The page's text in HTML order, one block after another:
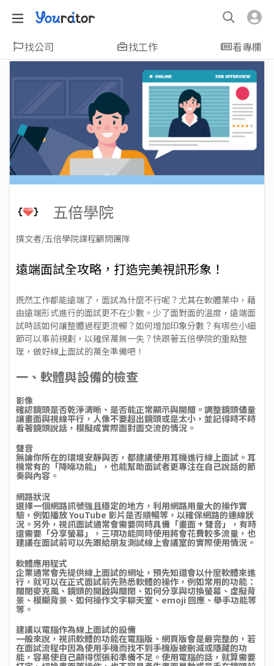
找公司 找工作 看專欄
五倍學院
撰文者/五倍學院課程顧問團隊
遠端面試全攻略，打造完美視訊形象！
既然工作都能遠端了，面試為什麼不行呢？尤其在軟體業中，藉
由遠端形式進行的面試更不在少數。少了面對面的溫度，遠端面
試時該如何讓整體過程更流暢？如何增加印象分數？有哪些小細
節可以事前規劃，以確保萬無一失？快跟著五倍學院的重點整
理，做好線上面試的萬全準備吧！
一、軟體與設備的檢查
影像
確認鏡頭是否乾淨清晰、是否能正常顯示與開關。調整鏡頭儘量
讓畫面與視線平行，人像不要超出鏡頭或是太小，並記得時不時
看著鏡頭說話，模擬成實際面對面交流的情況。
聲音
無論你所在的環境安靜與否，都建議使用耳機進行線上面試。耳
機常有的「降噪功能」，也能幫助面試者更專注在自己說話的節
奏與內容。
網路狀況
選擇一個網路訊號強且穩定的地方，利用網路用量大的操作實
驗，例如播放 YouTube 影片是否順暢等，以確保網路的連線狀
況。另外，視訊面試通常會需要同時具備「畫面 + 聲音」，有時
還需要「分享螢幕」，三項功能同時使用將會花費較多流量，也
建議在面試前可以先跟給朋友測試線上會議室的實際使用情況。
軟體應用程式
企業通常會先提供線上面試的網址，預先知道會以什麼軟體來進
行，就可以在正式面試前先熟悉軟體的操作，例如常用的功能：
關閉麥克風、鏡頭的開啟與關閉、如何分享與切換螢幕、虛擬背
景、模糊背景、如何操作文字聊天室、emoji 回應、舉手功能等
等。
建議以電腦作為線上面試的設備
一般來說，視訊軟體的功能在電腦版、網頁版會是最完整的，若
在面試流程中因為使用手機而找不到手機版被刪減或隱藏的功
能，容易使自己顯得慌張和準備不足。使用電腦的話，就算需要